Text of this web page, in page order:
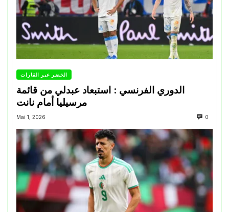
الخضر عبر القارات
الدوري الفرنسي : استبعاد عبدلي من قائمة
مرسيليا أمام نانت
Mai 1, 2026 0